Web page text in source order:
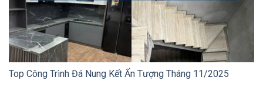
Top Công Trình Đá Nung Kết Ấn Tượng Tháng 11/2025